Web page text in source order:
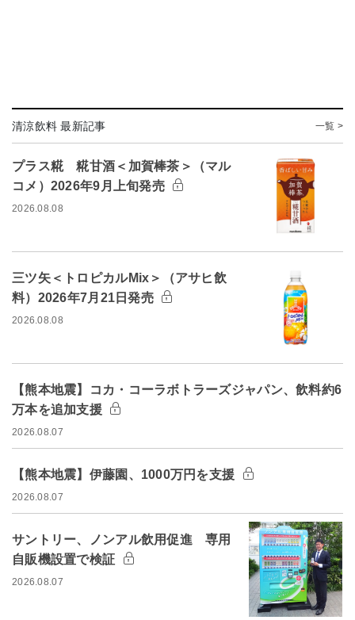
清涼飲料 最新記事 一覧 >
プラス糀 糀甘酒＜加賀棒茶＞（マル
コメ）2026年9月上旬発売
2026.08.08
三ツ矢＜トロピカルMix＞（アサヒ飲
料）2026年7月21日発売
2026.08.08
【熊本地震】コカ・コーラボトラーズジャパン、飲料約6
万本を追加支援
2026.08.07
【熊本地震】伊藤園、1000万円を支援
2026.08.07
サントリー、ノンアル飲用促進 専用
自販機設置で検証
2026.08.07